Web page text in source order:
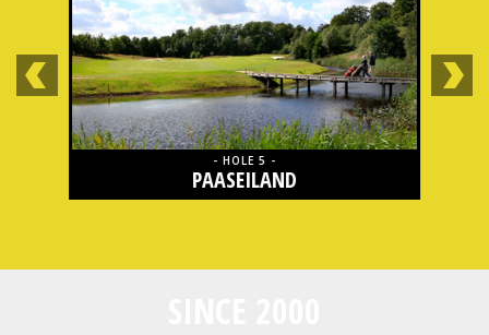
- HOLE 5 -
PAASEILAND